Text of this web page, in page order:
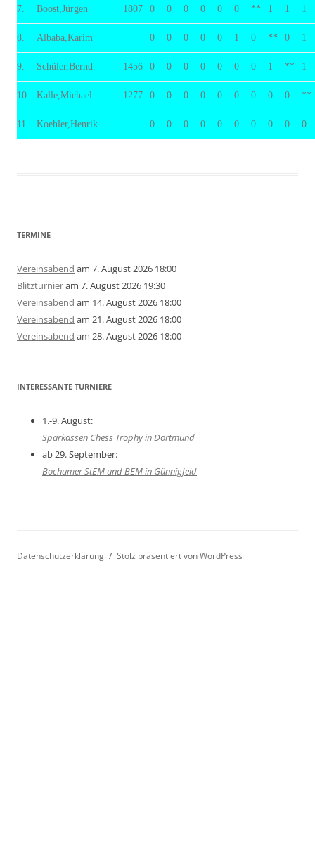
7. Boost,Jürgen 1807 0 0 0 0 0 0 ** 1 1 1
8. Albaba,Karim 0 0 0 0 0 1 0 ** 0 1
9. Schüler,Bernd 1456 0 0 0 0 0 0 0 1 ** 1
10. Kalle,Michael 1277 0 0 0 0 0 0 0 0 0 **
11. Koehler,Henrik 0 0 0 0 0 0 0 0 0 0
TERMINE
Vereinsabend am 7. August 2026 18:00
Blitzturnieram 7. August 2026 19:30
Vereinsabend am 14. August 2026 18:00
Vereinsabend am 21. August 2026 18:00
Vereinsabend am 28. August 2026 18:00
INTERESSANTE TURNIERE
1.-9. August:
Sparkassen Chess Trophy in Dortmund
ab 29. September:
Bochumer StEM und BEM in Günnigfeld
Datenschutzerklärung Stolz präsentiert von WordPress